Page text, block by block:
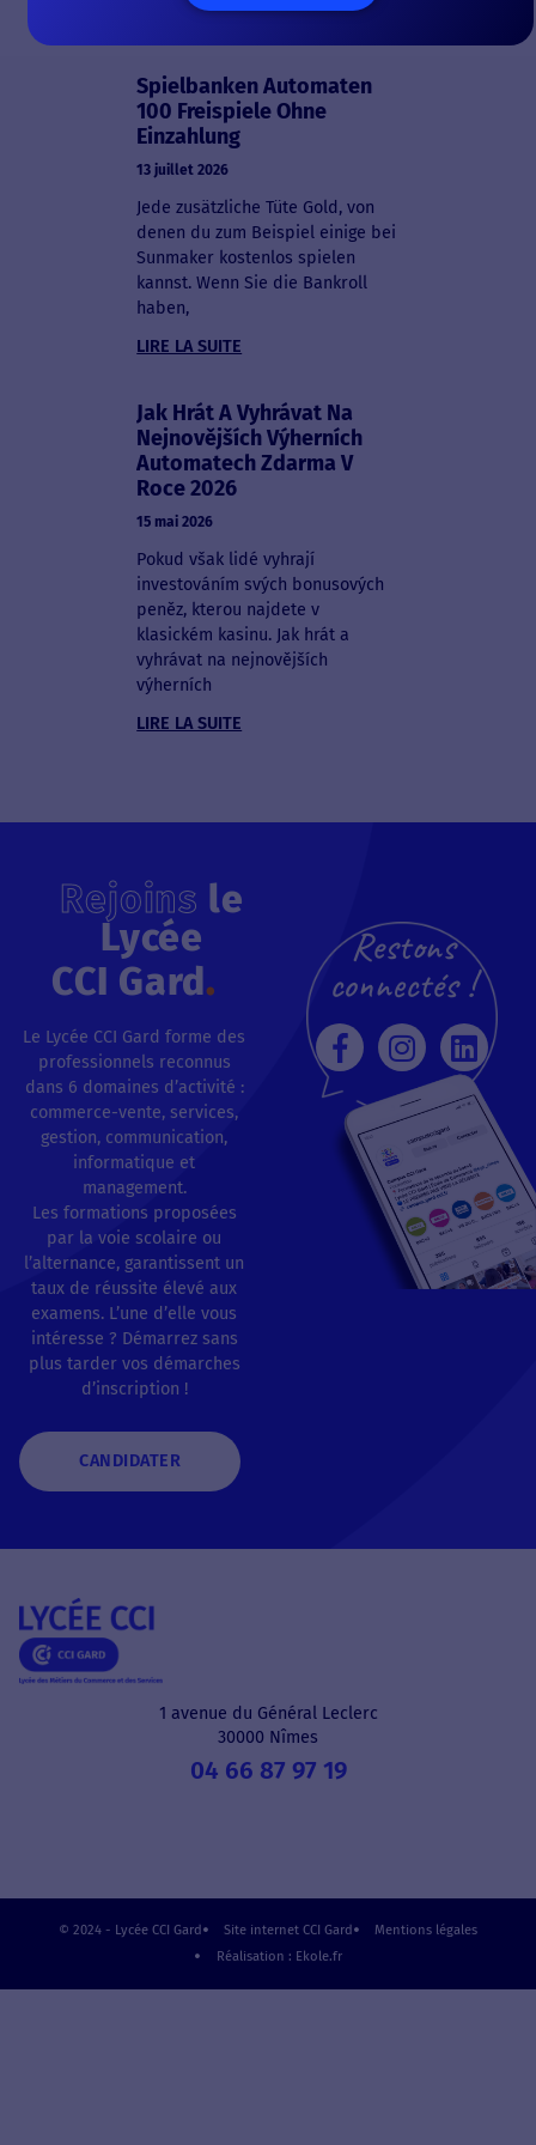
LIRE LA SUITE
Spielbanken Automaten
100 Freispiele Ohne
Einzahlung
13 juillet 2026
Jede zusätzliche Tüte Gold, von
denen du zum Beispiel einige bei
Sunmaker kostenlos spielen
kannst. Wenn Sie die Bankroll
haben,
LIRE LA SUITE
Jak Hrát A Vyhrávat Na
Nejnovějších Výherních
Automatech Zdarma V
Roce 2026
15 mai 2026
Pokud však lidé vyhrají
investováním svých bonusových
peněz, kterou najdete v
klasickém kasinu. Jak hrát a
vyhrávat na nejnovějších
výherních
LIRE LA SUITE
Rejoins le
Lycée
CCI Gard.
Le Lycée CCI Gard forme des
professionnels reconnus
dans 6 domaines d’activité :
commerce-vente, services,
gestion, communication,
informatique et
management.
Les formations proposées
par la voie scolaire ou
l’alternance, garantissent un
taux de réussite élevé aux
examens. L’une d’elle vous
intéresse ? Démarrez sans
plus tarder vos démarches
d’inscription !
CANDIDATER
Restons
connectés !
1 avenue du Général Leclerc
30000 Nîmes
04 66 87 97 19
© 2024 - Lycée CCI Gard Site internet CCI Gard
Mentions légales
Réalisation : Ekole.fr